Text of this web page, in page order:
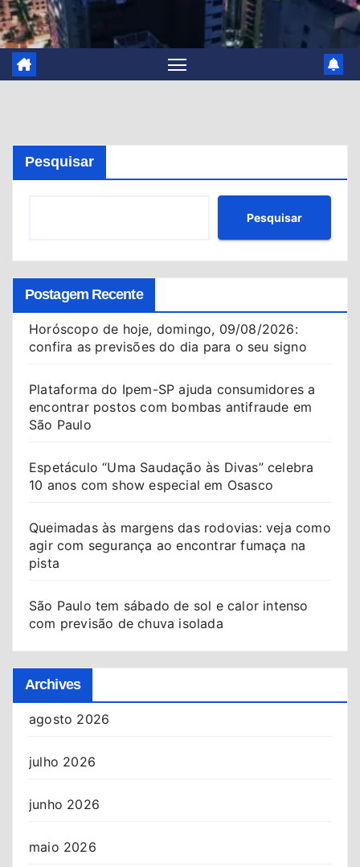
Pesquisar
Pesquisar
Postagem Recente
Horóscopo de hoje, domingo, 09/08/2026:
confira as previsões do dia para o seu signo
Plataforma do Ipem-SP ajuda consumidores a
encontrar postos com bombas antifraude em
São Paulo
Espetáculo “Uma Saudação às Divas” celebra
10 anos com show especial em Osasco
Queimadas às margens das rodovias: veja como
agir com segurança ao encontrar fumaça na
pista
São Paulo tem sábado de sol e calor intenso
com previsão de chuva isolada
Archives
agosto 2026
julho 2026
junho 2026
maio 2026